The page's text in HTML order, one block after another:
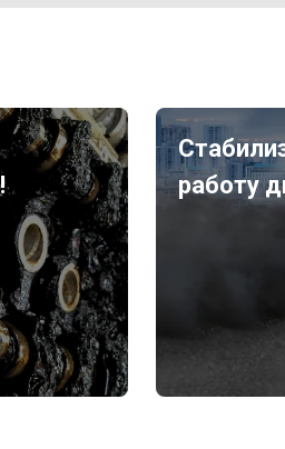
работу